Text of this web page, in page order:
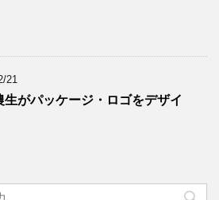
21
生がパッケージ・ロゴをデザイ